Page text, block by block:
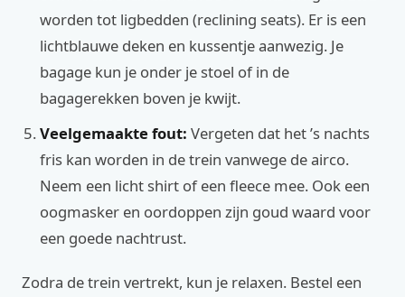
worden tot ligbedden (reclining seats). Er is een
lichtblauwe deken en kussentje aanwezig. Je
bagage kun je onder je stoel of in de
bagagerekken boven je kwijt.
Veelgemaakte fout: Vergeten dat het ’s nachts
fris kan worden in de trein vanwege de airco.
Neem een licht shirt of een fleece mee. Ook een
oogmasker en oordoppen zijn goud waard voor
een goede nachtrust.
Zodra de trein vertrekt, kun je relaxen. Bestel een